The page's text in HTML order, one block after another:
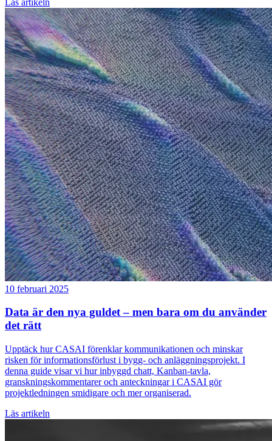
10 februari 2025
Data är den nya guldet – men bara om du använder
det rätt
Upptäck hur CASAI förenklar kommunikationen och minskar
risken för informationsförlust i bygg- och anläggningsprojekt. I
denna guide visar vi hur inbyggd chatt, Kanban-tavla,
granskningskommentarer och anteckningar i CASAI gör
projektledningen smidigare och mer organiserad.
Läs artikeln